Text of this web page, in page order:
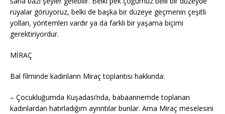
rüyalar görüyoruz, belki de başka bir düzeye geçmenin çeşitli
yolları, yöntemleri vardır ya da farklı bir yaşama biçimi
gerektiriyordur.
MİRAÇ
Bal filminde kadınların Miraç toplantısı hakkında:
– Çocukluğumda Kuşadası’nda, babaannemde toplanan
kadınlardan hatırladığım ayrıntılar bunlar. Ama Miraç meselesini